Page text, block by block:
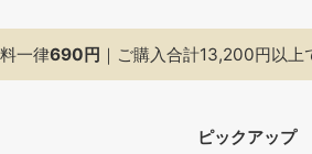
一律690円 ｜ご購入合計13,200円以上
ピックアップ